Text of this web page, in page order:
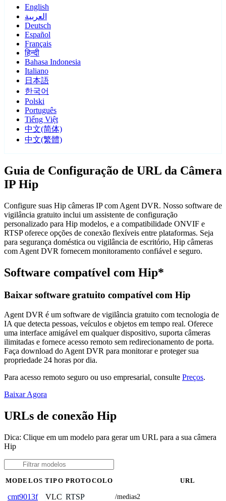
English
العربية
Deutsch
Español
Français
हिन्दी
Bahasa Indonesia
Italiano
日本語
한국어
Polski
Português
Tiếng Việt
中文(简体)
中文(繁體)
Guia de Configuração de URL da Câmera
IP Hip
Configure suas Hip câmeras IP com Agent DVR. Nosso software de
vigilância gratuito inclui um assistente de configuração
personalizado para Hip modelos, e a compatibilidade ONVIF e
RTSP oferece opções de conexão flexíveis entre plataformas. Seja
para segurança doméstica ou vigilância de escritório, Hip câmeras
com Agent DVR fornecem monitoramento confiável e seguro.
Software compatível com Hip*
Baixar software gratuito compatível com Hip
Agent DVR é um software de vigilância gratuito com tecnologia de
IA que detecta pessoas, veículos e objetos em tempo real. Oferece
uma interface amigável em qualquer dispositivo, suporta câmeras
ilimitadas e fornece acesso remoto sem redirecionamento de porta.
Faça download do Agent DVR para monitorar e proteger sua
propriedade 24 horas por dia.
Para acesso remoto seguro ou uso empresarial, consulte Preços.
Baixar Agora
URLs de conexão Hip
Dica: Clique em um modelo para gerar um URL para a sua câmera
Hip
MODELOS TIPO PROTOCOLO URL
cmt9013f VLC RTSP /medias2